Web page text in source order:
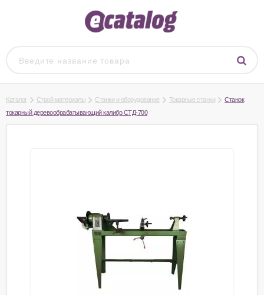
Каталог Строй материалы Станки и оборудование Токарные станки
Станок
токарный деревообрабатывающий калибр СТД-700